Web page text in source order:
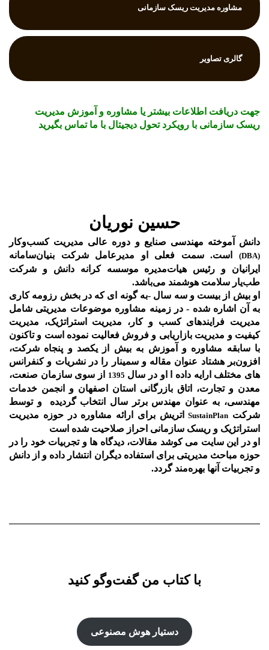
مشاوره مدیریت ریسک سازمانی
گالری تصاویر
جهت دریافت اطلاعات بیشتر یا مشاوره و آموزش مدیریت
ریسک سازمانی با رویکرد تحول دیجیتال با ما تماس بگیرید
حسین نوریان
دانش آموخته مهندسی صنایع و دوره عالی مدیریت کسب‌و‌کار
(DBA)
است. سمت فعلی او مدیرعامل شرکت بنیان‌سامانه
ایرانیان و رئیس هیات‌مدیره موسسه کرانه دانش و شرکت
طب‌یار سلامت هوشمند می‌باشد.
او بیش از بیست و سه سال -به گونه ای که در بخش رزومه کاری
به آن اشاره شده - در زمینه مشاوره موضوعات مدیریتی شامل
مدیریت فرایندهای کسب و کار، مدیریت استراتژیک، مدیریت
کیفیت و مدیریت بازاریابی و فروش فعالیت نموده است و تاکنون
با سابقه مشاوره و آموزش به بیش از یکصد و پنجاه شرکت،
افزون‌بر هشتاد عنوان مقاله و سمینار را در نشریات و کنفرانس
های مختلف ارایه داده ا او در سال 1395
از سوی سازمان صنعت،
معدن و تجارت، اتاق بازرگانی استان اصفهان و انجمن خدمات
مهندسی، به عنوان مهندس برتر سال انتخاب گردیده و توسط
شرکت SustainPlanاتریش برای ارائه مشاوره در حوزه مدیریت
استراتژیک و ریسک سازمانی احراز صلاحیت شده است
او در این سایت می کوشد مقالات، دیدگاه ها و تجربیات خود را در
حوزه مباحث مدیریتی برای استفاده دیگران انتشار داده و از دانش
و تجربیات آنها بهره‌مند گردد.
با کتاب من گفت‌‌وگو کنید
دستیار هوش‌ مصنوعی